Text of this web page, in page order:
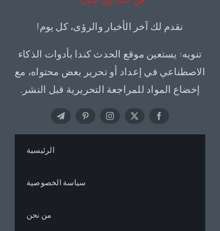
نقدم لك آخر الأخبار والرؤى، كل يوم!
تنويه: يستعين موقع الحدث كندا بأدوات الذكاء
الاصطناعي في إعداد أو تحرير بعض محتواه، مع
إخضاع المواد للمراجعة التحريرية قبل النشر.
الرئيسية
سياسة الخصوصية
من نحن